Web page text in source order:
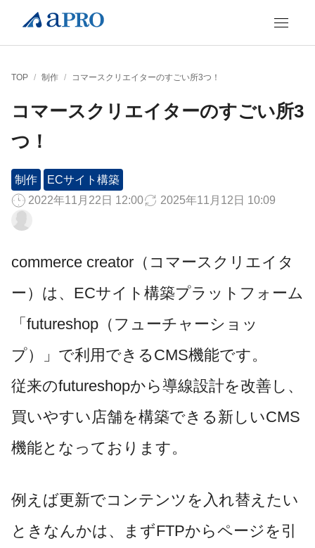
TOP / 制作 / コマースクリエイターのすごい所3つ！
コマースクリエイターのすごい所3
つ！
制作
ECサイト構築
2022年11月22日 12:00
2025年11月12日 10:09
commerce creator（コマースクリエイタ
ー）は、ECサイト構築プラットフォーム
「futureshop（フューチャーショッ
プ）」で利用できるCMS機能です。
従来のfutureshopから導線設計を改善し、
買いやすい店舗を構築できる新しいCMS
機能となっております。
例えば更新でコンテンツを入れ替えたい
ときなんかは、まずFTPからページを引